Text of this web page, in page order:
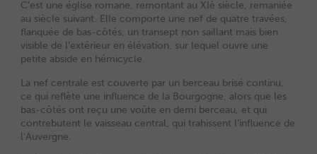
C’est une église romane, remontant au XIè siècle, remaniée
au siècle suivant. Elle comporte une nef de quatre travées,
flanquée de bas-côtés, un transept non saillant mais bien
visible de l’extérieur en élévation, sur lequel ouvre une
petite abside en hémicycle.
La nef centrale est couverte par un berceau brisé continu,
ce qui reflète une influence de la Bourgogne, alors que les
bas-côtés ont reçu une voûte en demi berceau, et qui
contrebutent le vaisseau central, qui trahissent l’influence de
l’Auvergne.